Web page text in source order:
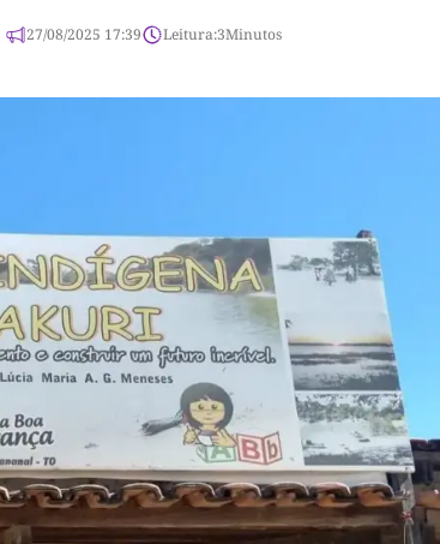
27/08/2025 17:39 Leitura:3Minutos